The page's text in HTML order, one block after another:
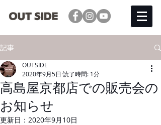
記事
高島屋京都店での販売会の
お知らせ
OUTSIDE
2020年9月5日 読了時間: 1分
更新日： 2020年9月10日